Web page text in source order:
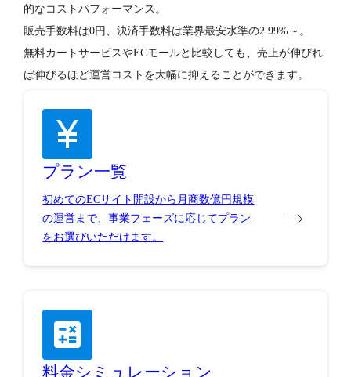
的なコストパフォーマンス。
販売手数料は0円、決済手数料は業界最安水準の2.99%～。
無料カートサービスやECモールと比較しても、売上が伸びれ
ば伸びるほど運営コストを大幅に抑えることができます。
プラン一覧
初めてのECサイト開設から月商数億円規模
の運営まで、事業フェーズに応じてプラン
をお選びいただけます。
料金シミュレーション